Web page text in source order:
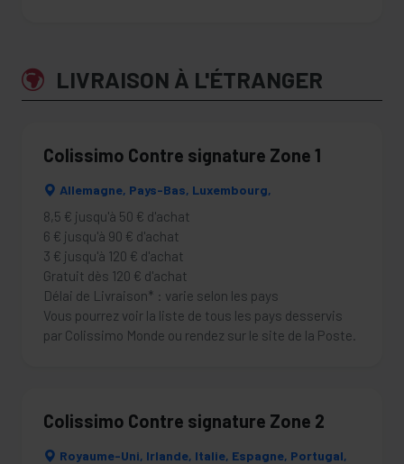
LIVRAISON À L'ÉTRANGER
Colissimo Contre signature Zone 1
Allemagne, Pays-Bas, Luxembourg,
8,5 € jusqu'à 50 € d'achat
6 € jusqu'à 90 € d'achat
3 € jusqu'à 120 € d'achat
Gratuit dès 120 € d'achat
Délai de Livraison* : varie selon les pays
Vous pourrez voir la liste de tous les pays desservis
par Colissimo Monde ou rendez sur le site de la Poste.
Colissimo Contre signature Zone 2
Royaume-Uni, Irlande, Italie, Espagne, Portugal,